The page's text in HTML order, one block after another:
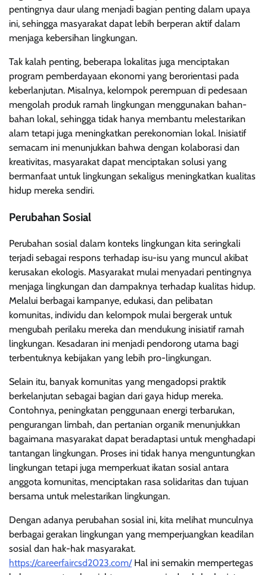
pentingnya daur ulang menjadi bagian penting dalam upaya
ini, sehingga masyarakat dapat lebih berperan aktif dalam
menjaga kebersihan lingkungan.
Tak kalah penting, beberapa lokalitas juga menciptakan
program pemberdayaan ekonomi yang berorientasi pada
keberlanjutan. Misalnya, kelompok perempuan di pedesaan
mengolah produk ramah lingkungan menggunakan bahan-
bahan lokal, sehingga tidak hanya membantu melestarikan
alam tetapi juga meningkatkan perekonomian lokal. Inisiatif
semacam ini menunjukkan bahwa dengan kolaborasi dan
kreativitas, masyarakat dapat menciptakan solusi yang
bermanfaat untuk lingkungan sekaligus meningkatkan kualitas
hidup mereka sendiri.
Perubahan Sosial
Perubahan sosial dalam konteks lingkungan kita seringkali
terjadi sebagai respons terhadap isu-isu yang muncul akibat
kerusakan ekologis. Masyarakat mulai menyadari pentingnya
menjaga lingkungan dan dampaknya terhadap kualitas hidup.
Melalui berbagai kampanye, edukasi, dan pelibatan
komunitas, individu dan kelompok mulai bergerak untuk
mengubah perilaku mereka dan mendukung inisiatif ramah
lingkungan. Kesadaran ini menjadi pendorong utama bagi
terbentuknya kebijakan yang lebih pro-lingkungan.
Selain itu, banyak komunitas yang mengadopsi praktik
berkelanjutan sebagai bagian dari gaya hidup mereka.
Contohnya, peningkatan penggunaan energi terbarukan,
pengurangan limbah, dan pertanian organik menunjukkan
bagaimana masyarakat dapat beradaptasi untuk menghadapi
tantangan lingkungan. Proses ini tidak hanya menguntungkan
lingkungan tetapi juga memperkuat ikatan sosial antara
anggota komunitas, menciptakan rasa solidaritas dan tujuan
bersama untuk melestarikan lingkungan.
Dengan adanya perubahan sosial ini, kita melihat munculnya
berbagai gerakan lingkungan yang memperjuangkan keadilan
sosial dan hak-hak masyarakat.
https://careerfaircsd2023.com/Hal ini semakin mempertegas